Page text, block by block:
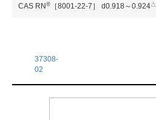
CAS RN ® ［8001-22-7］ d0.918～0.924△
37308-
02